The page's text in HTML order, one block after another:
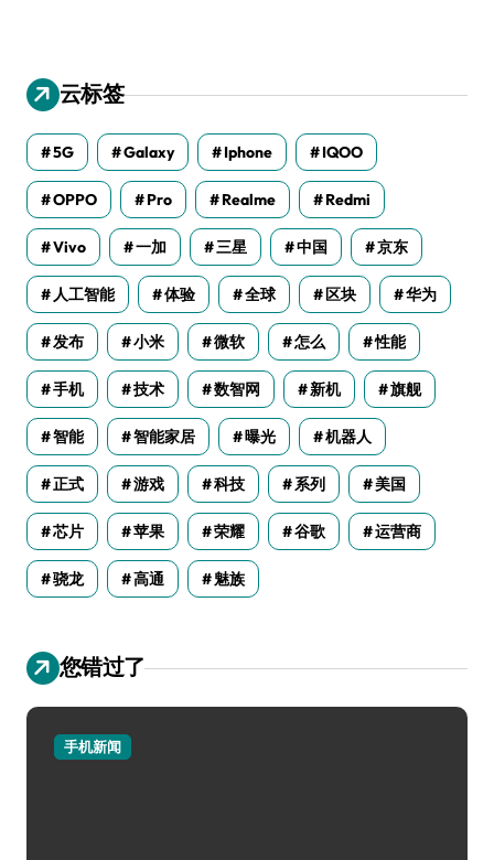
云标签
5G Galaxy Iphone IQOO
OPPO Pro Realme Redmi
Vivo 一加 三星 中国 京东
人工智能 体验 全球 区块 华为
发布 小米 微软 怎么 性能
手机 技术 数智网 新机 旗舰
智能 智能家居 曝光 机器人
正式 游戏 科技 系列 美国
芯片 苹果 荣耀 谷歌 运营商
骁龙 高通 魅族
您错过了
手机新闻